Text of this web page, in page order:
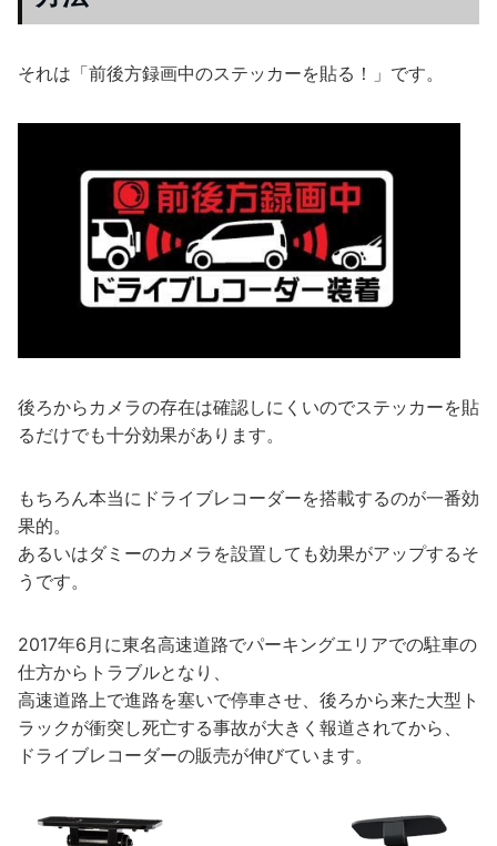
それは「前後方録画中のステッカーを貼る！」です。
後ろからカメラの存在は確認しにくいのでステッカーを貼
るだけでも十分効果があります。
もちろん本当にドライブレコーダーを搭載するのが一番効
果的。
あるいはダミーのカメラを設置しても効果がアップするそ
うです。
2017年6月に東名高速道路でパーキングエリアでの駐車の
仕方からトラブルとなり、
高速道路上で進路を塞いで停車させ、後ろから来た大型ト
ラックが衝突し死亡する事故が大きく報道されてから、
ドライブレコーダーの販売が伸びています。